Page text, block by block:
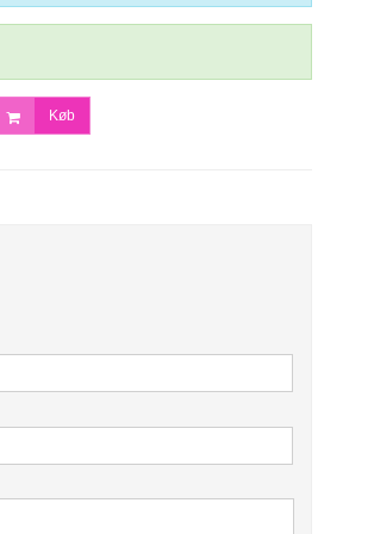
Køb